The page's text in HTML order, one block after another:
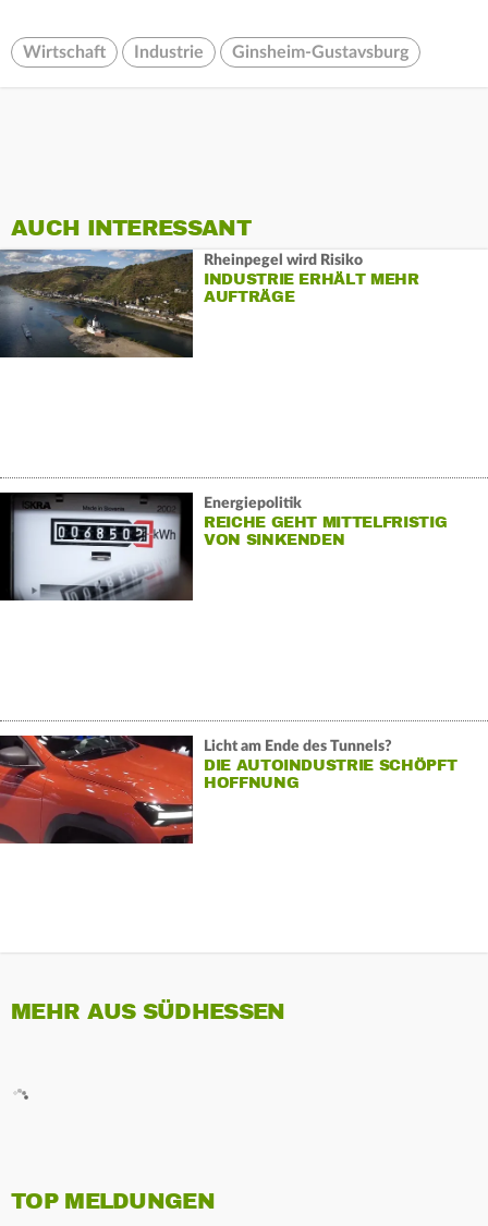
Wirtschaft Industrie Ginsheim-Gustavsburg
AUCH INTERESSANT
Rheinpegel wird Risiko
INDUSTRIE ERHÄLT MEHR
AUFTRÄGE
Energiepolitik
REICHE GEHT MITTELFRISTIG
VON SINKENDEN
Licht am Ende des Tunnels?
DIE AUTOINDUSTRIE SCHÖPFT
HOFFNUNG
MEHR AUS SÜDHESSEN
TOP MELDUNGEN